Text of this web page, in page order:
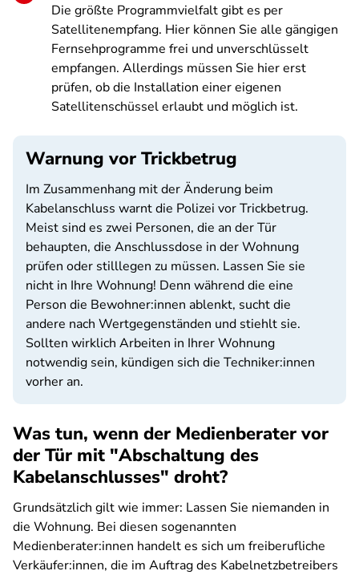
Die größte Programmvielfalt gibt es per
Satellitenempfang. Hier können Sie alle gängigen
Fernsehprogramme frei und unverschlüsselt
empfangen. Allerdings müssen Sie hier erst
prüfen, ob die Installation einer eigenen
Satellitenschüssel erlaubt und möglich ist.
Warnung vor Trickbetrug
Im Zusammenhang mit der Änderung beim
Kabelanschluss warnt die Polizei vor Trickbetrug.
Meist sind es zwei Personen, die an der Tür
behaupten, die Anschlussdose in der Wohnung
prüfen oder stilllegen zu müssen. Lassen Sie sie
nicht in Ihre Wohnung! Denn während die eine
Person die Bewohner:innen ablenkt, sucht die
andere nach Wertgegenständen und stiehlt sie.
Sollten wirklich Arbeiten in Ihrer Wohnung
notwendig sein, kündigen sich die Techniker:innen
vorher an.
Was tun, wenn der Medienberater vor
der Tür mit "Abschaltung des
Kabelanschlusses" droht?
Grundsätzlich gilt wie immer: Lassen Sie niemanden in
die Wohnung. Bei diesen sogenannten
Medienberater:innen handelt es sich um freiberufliche
Verkäufer:innen, die im Auftrag des Kabelnetzbetreibers